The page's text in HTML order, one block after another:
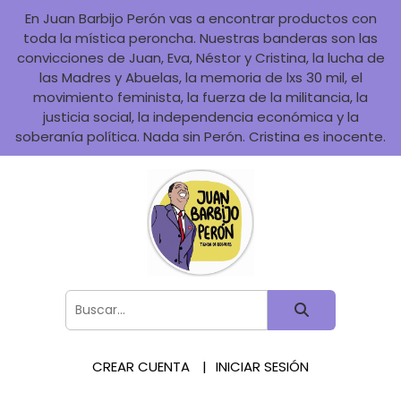
En Juan Barbijo Perón vas a encontrar productos con
toda la mística peroncha. Nuestras banderas son las
convicciones de Juan, Eva, Néstor y Cristina, la lucha de
las Madres y Abuelas, la memoria de lxs 30 mil, el
movimiento feminista, la fuerza de la militancia, la
justicia social, la independencia económica y la
soberanía política. Nada sin Perón. Cristina es inocente.
CREAR CUENTA INICIAR SESIÓN